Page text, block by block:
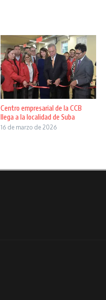
Centro empresarial de la CCB
llega a la localidad de Suba
16 de marzo de 2026